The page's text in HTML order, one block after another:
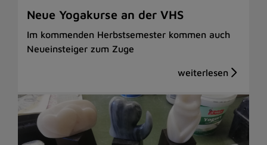
Neue Yogakurse an der VHS
Im kommenden Herbstsemester kommen auch
Neueinsteiger zum Zuge